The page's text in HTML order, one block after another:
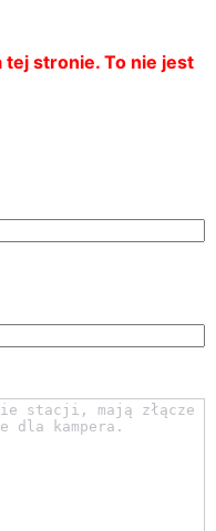
tej stronie. To nie jest